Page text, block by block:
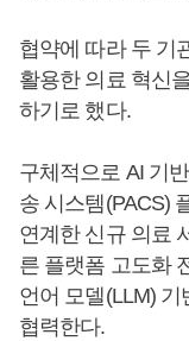
협약에 따라 두 기
활용한 의료 혁신
하기로 했다.
구체적으로 AI 기
송 시스템(PACS)
연계한 신규 의료
른 플랫폼 고도화
언어 모델(LLM)
협력한다.